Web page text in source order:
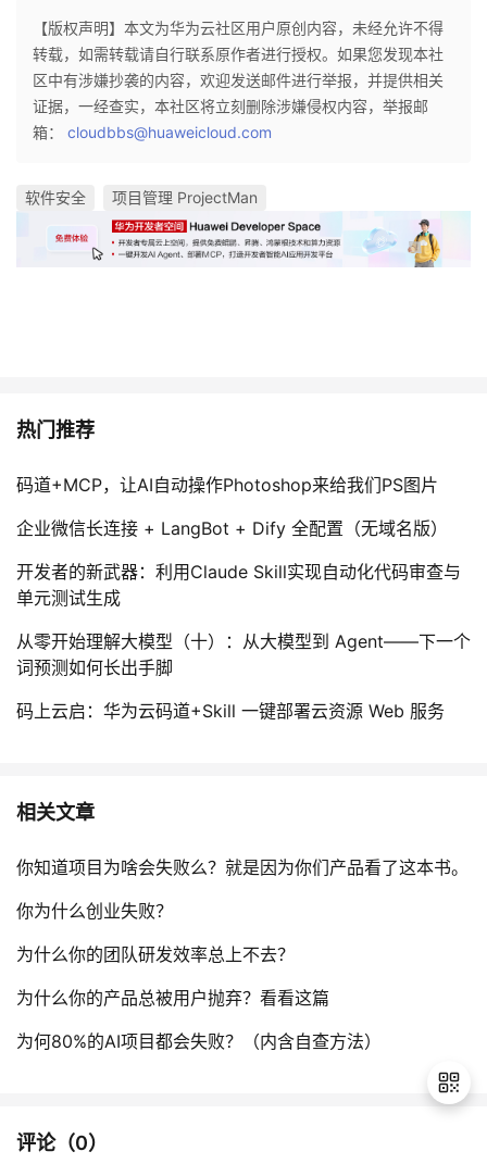
【版权声明】本文为华为云社区用户原创内容，未经允许不得
转载，如需转载请自行联系原作者进行授权。如果您发现本社
区中有涉嫌抄袭的内容，欢迎发送邮件进行举报，并提供相关
证据，一经查实，本社区将立刻删除涉嫌侵权内容，举报邮
箱： cloudbbs@huaweicloud.com
软件安全 项目管理 ProjectMan
热门推荐
码道+MCP，让AI自动操作Photoshop来给我们PS图片
企业微信长连接 + LangBot + Dify 全配置（无域名版）
开发者的新武器：利用Claude Skill实现自动化代码审查与
单元测试生成
从零开始理解大模型（十）：从大模型到 Agent——下一个
词预测如何长出手脚
码上云启：华为云码道+Skill 一键部署云资源 Web 服务
相关文章
你知道项目为啥会失败么？就是因为你们产品看了这本书。
你为什么创业失败？
为什么你的团队研发效率总上不去？
为什么你的产品总被用户抛弃？看看这篇
为何80%的AI项目都会失败？（内含自查方法）
评论（0）